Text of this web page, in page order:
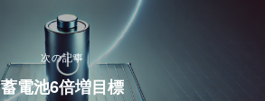
次の記事
蓄電池6倍増目標